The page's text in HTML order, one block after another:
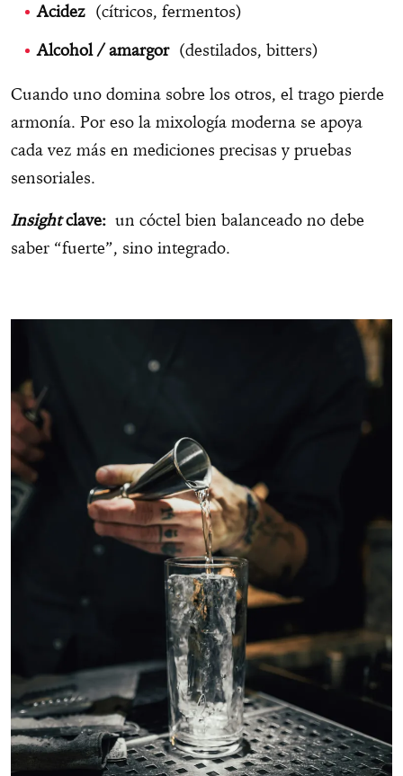
Acidez (cítricos, fermentos)
Alcohol / amargor(destilados, bitters)
Cuando uno domina sobre los otros, el trago pierde
armonía. Por eso la mixología moderna se apoya
cada vez más en mediciones precisas y pruebas
sensoriales.
Insightclave: un cóctel bien balanceado no debe
saber “fuerte”, sino integrado.